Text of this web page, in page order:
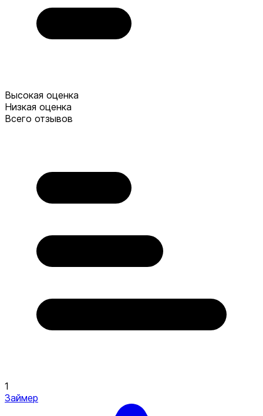
Высокая оценка
Низкая оценка
Всего отзывов
1
Займер